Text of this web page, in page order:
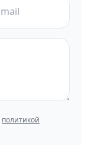
политикой